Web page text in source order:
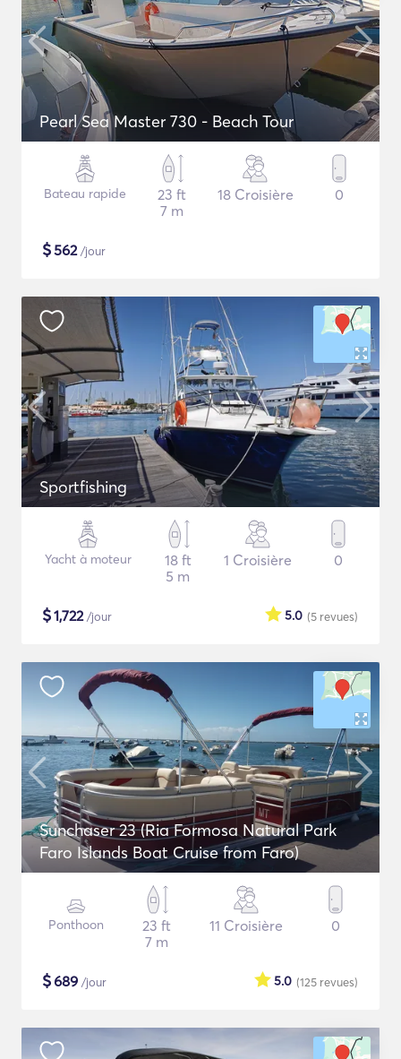
Pearl Sea Master 730 - Beach Tour
Bateau rapide
23 ft
7 m
18 Croisière 0
$562/jour
Sportfishing
Yacht à moteur
18 ft
5 m
1 Croisière 0
$1,722/jour (5 revues)
5.0
Sunchaser 23 (Ria Formosa Natural Park
Faro Islands Boat Cruise from Faro)
Ponthoon
23 ft
7 m
11 Croisière 0
$689 /jour (125 revues)
5.0